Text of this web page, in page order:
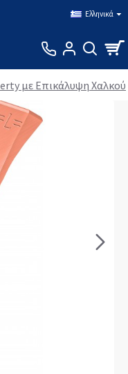
Ελληνικά
με Επικάλυψη Χαλκού